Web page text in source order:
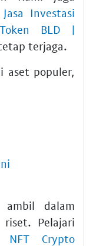
Jasa Investasi
BLD |
terjaga.
aset populer,
dalam
riset. Pelajari
NFT Crypto